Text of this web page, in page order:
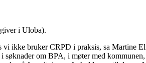
i Uloba).
vi ikke bruker CRPD i praksis, sa Martine
om BPA, i møter med